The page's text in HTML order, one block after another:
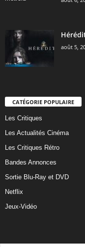
août 5,
CATÉGORIE POPULAIRE
Les Critiques
Les Actualités Cinéma
Les Critiques Rétro
Bandes Annonces
Sortie Blu-Ray et DVD
Netflix
Jeux-Vidéo